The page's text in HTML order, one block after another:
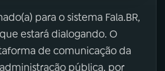
para o sistema Fala.BR,
estará dialogando. O
de comunicação da
pública, por